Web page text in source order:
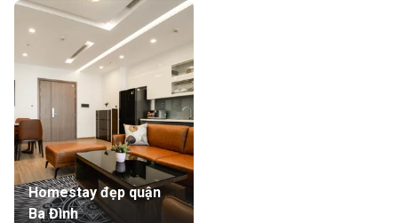
Homestay đẹp quận
Ba Đình